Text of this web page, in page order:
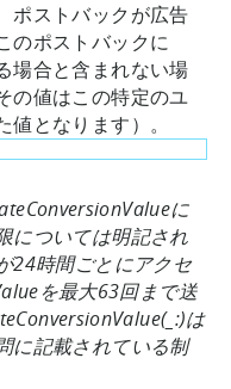
ポストバックが広告
のポストバックに
場合と含まれない場
の値はこの特定のユ
となります）。
に
については明記され
24時間ごとにアクセ
を最大63回まで送
は
に記載されている制